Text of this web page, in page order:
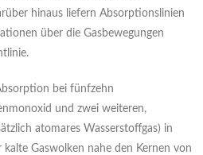
hinaus liefern Absorptionslinien
über die Gasbewegungen
bei fünfzehn
und zwei weiteren,
atomares Wasserstoffgas) in
Gaswolken nahe den Kernen von